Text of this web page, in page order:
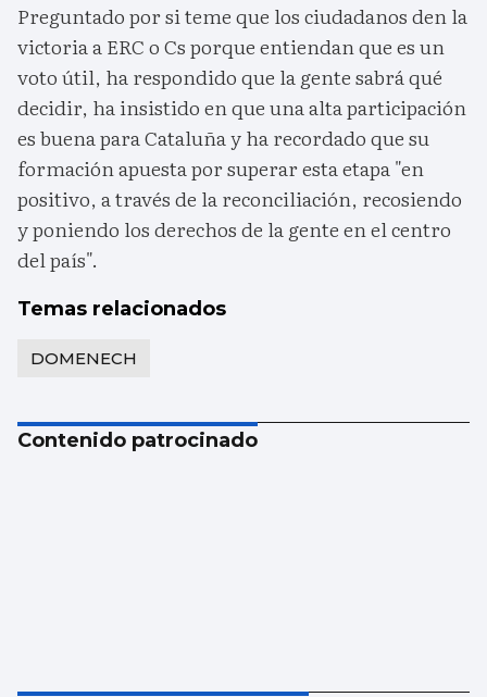
Preguntado por si teme que los ciudadanos den la
victoria a ERC o Cs porque entiendan que es un
voto útil, ha respondido que la gente sabrá qué
decidir, ha insistido en que una alta participación
es buena para Cataluña y ha recordado que su
formación apuesta por superar esta etapa "en
positivo, a través de la reconciliación, recosiendo
y poniendo los derechos de la gente en el centro
del país".
Temas relacionados
DOMENECH
Contenido patrocinado